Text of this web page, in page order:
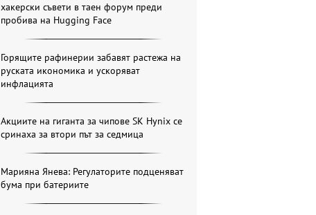
хакерски съвети в таен форум преди
пробива на Hugging Face
Горящите рафинерии забавят растежа на
руската икономика и ускоряват
инфлацията
Акциите на гиганта за чипове SK Hynix се
сринаха за втори път за седмица
Марияна Янева: Регулаторите подценяват
бума при батериите